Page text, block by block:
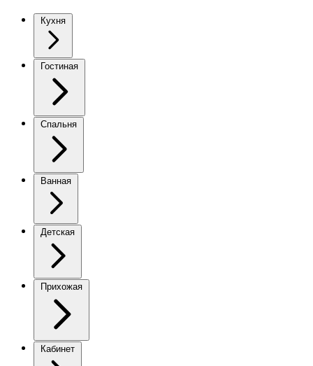
Кухня
Гостиная
Спальня
Ванная
Детская
Прихожая
Кабинет